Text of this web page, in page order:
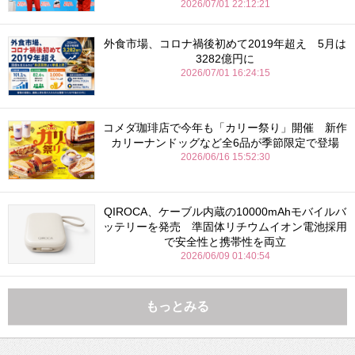
2026/07/01 22:12:21
外食市場、コロナ禍後初めて2019年超え 5月は
3282億円に
2026/07/01 16:24:15
コメダ珈琲店で今年も「カリー祭り」開催 新作
カリーナンドッグなど全6品が季節限定で登場
2026/06/16 15:52:30
QIROCA、ケーブル内蔵の10000mAhモバイルバ
ッテリーを発売 準固体リチウムイオン電池採用
で安全性と携帯性を両立
2026/06/09 01:40:54
もっとみる